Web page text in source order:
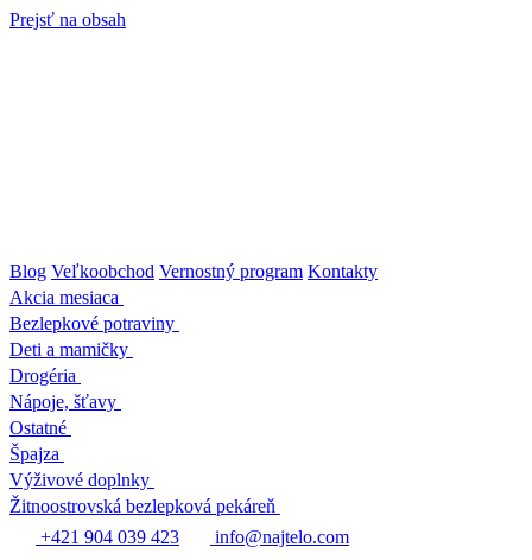
Prejsť na obsah
Blog Veľkoobchod Vernostný program Kontakty
Akcia mesiaca
Bezlepkové potraviny
Deti a mamičky
Drogéria
Nápoje, šťavy
Ostatné
Špajza
Výživové doplnky
Žitnoostrovská bezlepková pekáreň
+421 904 039 423
info@najtelo.com